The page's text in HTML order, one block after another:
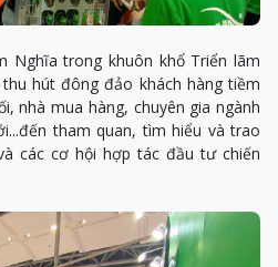
Nghĩa trong khuôn khổ Triển lãm
hút đông đảo khách hàng tiềm
nhà mua hàng, chuyên gia ngành
tham quan, tìm hiểu và trao
các cơ hội hợp tác đầu tư chiến